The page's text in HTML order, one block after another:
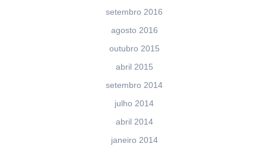
setembro 2016
agosto 2016
outubro 2015
abril 2015
setembro 2014
julho 2014
abril 2014
janeiro 2014